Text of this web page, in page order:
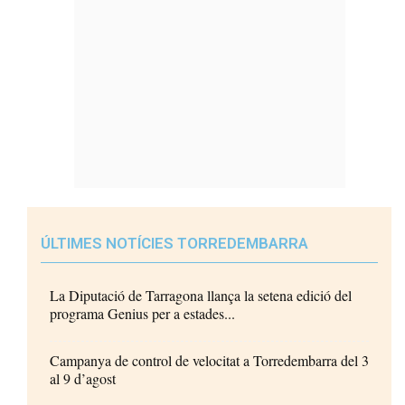
ÚLTIMES NOTÍCIES TORREDEMBARRA
La Diputació de Tarragona llança la setena edició del
programa Genius per a estades...
Campanya de control de velocitat a Torredembarra del 3
al 9 d’agost